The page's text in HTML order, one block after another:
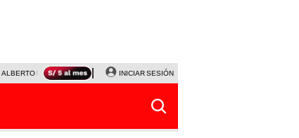
ALBERTO BENAVIDES NALDY SALDAÑA
INICIAR SESIÓN